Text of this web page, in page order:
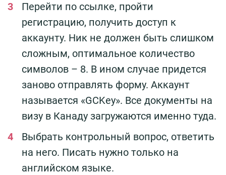
Перейти по ссылке, пройти
регистрацию, получить доступ к
аккаунту. Ник не должен быть слишком
сложным, оптимальное количество
символов – 8. В ином случае придется
заново отправлять форму. Аккаунт
называется «GCKey». Все документы на
визу в Канаду загружаются именно туда.
Выбрать контрольный вопрос, ответить
на него. Писать нужно только на
английском языке.